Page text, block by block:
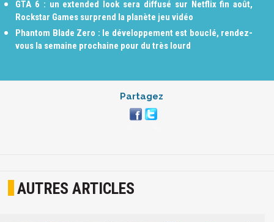
GTA 6 : un extended look sera diffusé sur Netflix fin août,
Rockstar Games surprend la planète jeu vidéo
Phantom Blade Zero : le développement est bouclé, rendez-
vous la semaine prochaine pour du très lourd
Partagez
AUTRES ARTICLES